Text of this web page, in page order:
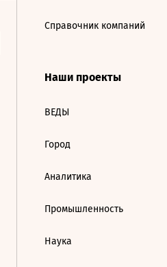
Справочник компаний
Наши проекты
ВЕДЫ
Город
Аналитика
Промышленность
Наука